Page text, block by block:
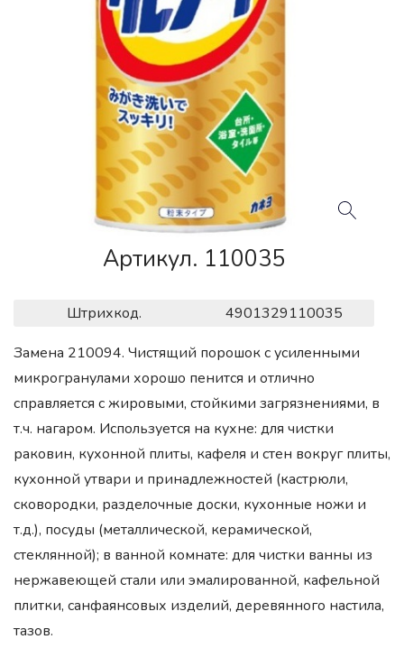
Артикул. 110035
Штрихкод.
4901329110035
Замена 210094. Чистящий порошок с усиленными
микрогранулами хорошо пенится и отлично
справляется с жировыми, стойкими загрязнениями, в
т.ч. нагаром. Используется на кухне: для чистки
раковин, кухонной плиты, кафеля и стен вокруг плиты,
кухонной утвари и принадлежностей (кастрюли,
сковородки, разделочные доски, кухонные ножи и
т.д.), посуды (металлической, керамической,
стеклянной); в ванной комнате: для чистки ванны из
нержавеющей стали или эмалированной, кафельной
плитки, санфаянсовых изделий, деревянного настила,
тазов.